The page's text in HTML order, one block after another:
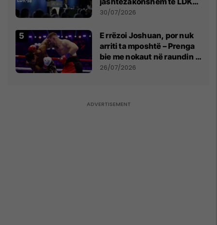
së
30/07/2026
E rrëzoi Joshuan, por nuk
arriti ta mposhtë – Prenga
bie me nokaut në raundin e
dytë
26/07/2026